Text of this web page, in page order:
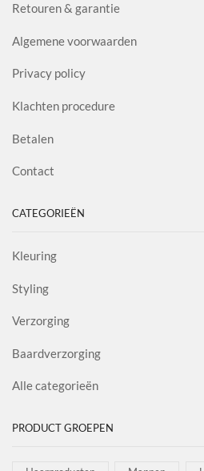
Retouren & garantie
Algemene voorwaarden
Privacy policy
Klachten procedure
Betalen
Contact
CATEGORIEËN
Kleuring
Styling
Verzorging
Baardverzorging
Alle categorieën
PRODUCT GROEPEN